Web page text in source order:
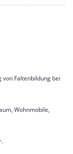
von Faltenbildung bei
Wohnmobile,